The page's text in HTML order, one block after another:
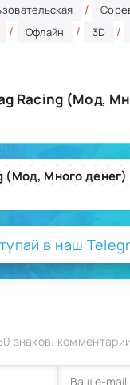
/
/ Офлайн / 3D /
Racing (Мод,
в наш
знаков.